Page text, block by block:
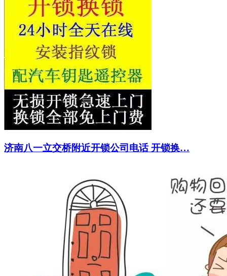
济南八一立交桥附近开锁公司电话 开锁换…